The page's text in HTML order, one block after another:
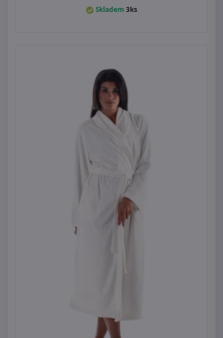
Skladem 3ks